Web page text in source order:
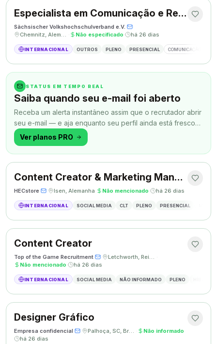
Especialista em Comunicação e Relações Públicas
Sächsischer Volkshochschulverband e.V.·
·
Chemnitz, Alemanha · Não especificado· há 26 dias
INTERNACIONAL OUTROS PLENO PRESENCIAL COMUNICAÇÃO
STATUS EM TEMPO REAL
Saiba quando seu e-mail foi aberto
Receba um alerta instantâneo assim que o recrutador abrir
seu e-mail — e aja enquanto seu perfil ainda está fresco
na memória.
Ver planos PRO
Content Creator & Marketing Manager
HECstore· · Isen, Alemanha· Não mencionado· há 26 dias
INTERNACIONAL SOCIAL MEDIA CLT PLENO PRESENCIAL
Content Creator
Top of the Game Recruitment· · Letchworth, Reino Unido ·
Não mencionado· há 26 dias
INTERNACIONAL SOCIAL MEDIA NÃO INFORMADO PLENO
Designer Gráfico
Empresa confidencial· · Palhoça, SC, Brasil · Não informado·
há 26 dias